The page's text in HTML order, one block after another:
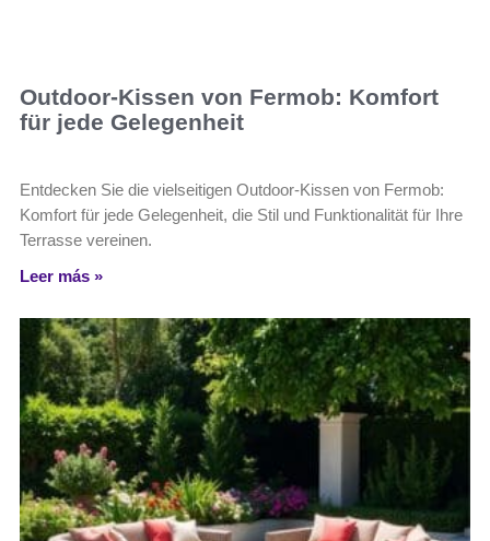
Outdoor-Kissen von Fermob: Komfort
für jede Gelegenheit
Entdecken Sie die vielseitigen Outdoor-Kissen von Fermob:
Komfort für jede Gelegenheit, die Stil und Funktionalität für Ihre
Terrasse vereinen.
Leer más »